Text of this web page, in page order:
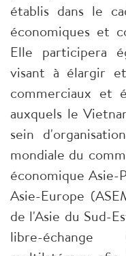
établis dans le
économiques et
Elle participera
visant à élargir
commerciaux et
auxquels le
sein
mondiale du
économique Asie-
Asie-Europe
de l'Asie du Sud-
libre-